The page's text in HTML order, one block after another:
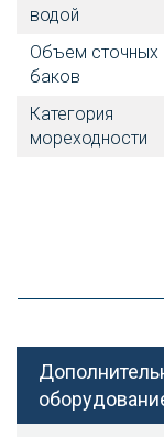
водой
Объем сточных
баков
Категория
мореходности